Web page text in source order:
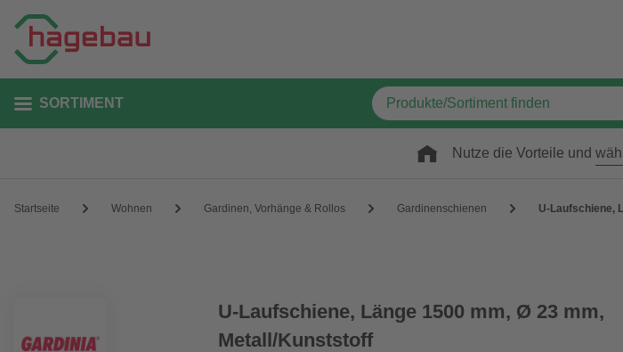
SORTIMENT
Nutze die Vorteile und
Startseite Wohnen Gardinen, Vorhänge & Rollos Gardinenschienen U-Laufschiene,
U-Laufschiene, Länge 1500 mm, Ø 23 mm,
Metall/Kunststoff